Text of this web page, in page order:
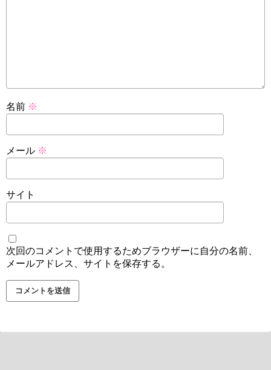
名前 ※
メール ※
サイト
次回のコメントで使用するためブラウザーに自分の名前、
メールアドレス、サイトを保存する。